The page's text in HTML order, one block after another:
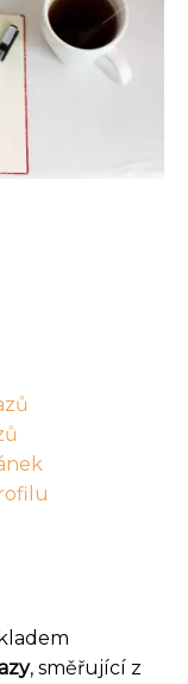
, směřující z